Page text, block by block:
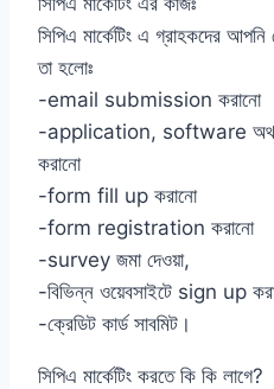
সিপিএ মার্কেটিং এ গ্রাহকদের
তা হলোঃ
-email submission করানো
-application, software
করানো
-form fill up করানো
-form registration করানো
-survey জমা দেওয়া,
-বিভিন্ন ওয়েবসাইটে sign up
-ক্রেডিট কার্ড সাবমিট।
সিপিএ মার্কেটিং করতে কি কি লাগে?